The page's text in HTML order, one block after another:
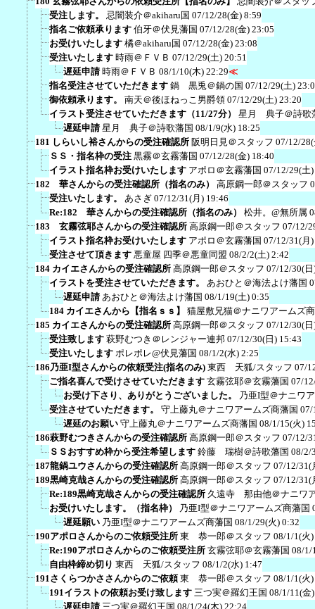
受注します。
忌闇装介＠akiharu国 07/12/28(金) 8:59
指名ご依頼承ります 伯牙＠伏見藩国 07/12/28(金) 23:05
お受けいたします 橘＠akiharu国 07/12/28(金) 23:08
受注いたします 時雨＠ＦＶＢ 07/12/29(土) 20:51
遅延申請 時雨＠ＦＶＢ 08/1/10(木) 22:29≪
指名受注させていただきます 鍋 黒兎＠鍋の国 07/12/29(土)
御依頼承ります。
南天＠後ほねっこ男爵領 07/12/29(土) 23:20
イラスト受注させていただきます（11/27分）
星月 典子＠詩歌
遅延申請 星月 典子＠詩歌藩国 08/1/9(水) 18:25
181 しらいし裕さんからの受注確認所 阪明日見＠スタッフ 07/12/
ＳＳ・指名枠の受注 黒霧＠玄霧藩国 07/12/28(金) 18:40
イラスト指名枠お受けいたします アポロ＠玄霧藩国 07/12/29(土
182 華さんからの受注確認所（指名のみ）
高原鋼一郎＠スタッフ
受注いたします。
あさぎ 07/12/31(月) 19:46
Re:182 華さんからの受注確認所（指名のみ）
松井。@無所属
183 玄霧弦耶さんからの受注確認所 高原鋼一郎＠スタッフ 07/12/
イラスト指名枠お受けいたします アポロ＠玄霧藩国 07/12/31(月
受注させて頂きます 悪童屋 四季＠悪童同盟 08/2/2(土) 2:42
184 カイエさんからの受注確認所 高原鋼一郎＠スタッフ 07/12/30(
イラストを受注させていただきます。
あおひと＠海法よけ藩国
遅延申請 あおひと＠海法よけ藩国 08/1/19(土) 0:35
184 カイエさんから【指名ｓｓ】
猫屋敷兄猫＠ナニワアームズ
185 カイエさんからの受注確認所 高原鋼一郎＠スタッフ 07/12/30(
受注致します 萩野むつき＠レンジャー連邦 07/12/30(日) 15:43
受注いたします ポレポレ@伏見藩国 08/1/2(水) 2:25
186乃亜I型さんからの依頼受注(指名のみ) 東西 天狐/スタッフ 07/
ご指名喜んで受けさせていただきます 玄霧弦耶＠玄霧藩国 07/
お受け下さり、ありがとうございました。
乃亜I型＠ナニワ
受注させていただきます。
守上藤丸＠ナニワアームズ商藩国 07/
遅延のお願い 守上藤丸＠ナニワアームズ商藩国 08/1/15(火)
186萩野むつきさんからの受注確認所 高原鋼一郎＠スタッフ 07/12/
ＳＳおすすめ枠から受注希望します 鈴藤 瑞樹＠詩歌藩国 08/2/
187龍鍋ユウさんからの受注確認所 高原鋼一郎＠スタッフ 07/12/31(
189黒崎克哉さんからの受注確認所 高原鋼一郎＠スタッフ 07/12/31(
Re:189黒崎克哉さんからの受注確認所 久遠寺 那由他＠ナニワ
お受けいたします。（指名枠）
乃亜I型＠ナニワアームズ商藩国
遅延願い 乃亜I型＠ナニワアームズ商藩国 08/1/29(火) 0:32
190アポロさんからのご依頼受注所 東 恭一郎＠スタッフ 08/1/1(火
Re:190アポロさんからのご依頼受注所 玄霧弦耶＠玄霧藩国 08/1/
自由枠締め切り 東西 天狐/スタッフ 08/1/2(水) 1:47
191さくらつかささんからのご依頼 東 恭一郎＠スタッフ 08/1/1(火
191イラストの依頼お受け致します 三つ実＠羅幻王国 08/1/11(金
遅延申請 三つ実＠羅幻王国 08/1/24(木) 22:24